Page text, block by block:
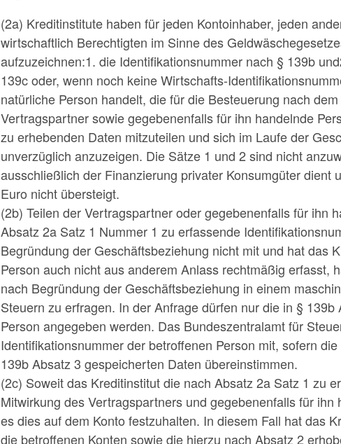
(2a) Kreditinstitute haben für jeden Kontoinhaber, jeden
wirtschaftlich Berechtigten im Sinne des
aufzuzeichnen:1. die Identifikationsnummer nach § 139b
139c oder, wenn noch keine Wirtschafts-
natürliche Person handelt, die für die Besteuerung nach
Vertragspartner sowie gegebenenfalls für ihn handelnde
zu erhebenden Daten mitzuteilen und sich im Laufe der
unverzüglich anzuzeigen. Die Sätze 1 und 2 sind nicht
ausschließlich der Finanzierung privater Konsumgüter dient
Euro nicht übersteigt.
(2b) Teilen der Vertragspartner oder gegebenenfalls für ihn
Absatz 2a Satz 1 Nummer 1 zu erfassende
Begründung der Geschäftsbeziehung nicht mit und hat das
Person auch nicht aus anderem Anlass rechtmäßig erfasst,
nach Begründung der Geschäftsbeziehung in einem
Steuern zu erfragen. In der Anfrage dürfen nur die in §
Person angegeben werden. Das Bundeszentralamt für
Identifikationsnummer der betroffenen Person mit, sofern
139b Absatz 3 gespeicherten Daten übereinstimmen.
(2c) Soweit das Kreditinstitut die nach Absatz 2a Satz 1 zu
Mitwirkung des Vertragspartners und gegebenenfalls für
es dies auf dem Konto festzuhalten. In diesem Fall hat das
die betroffenen Konten sowie die hierzu nach Absatz 2